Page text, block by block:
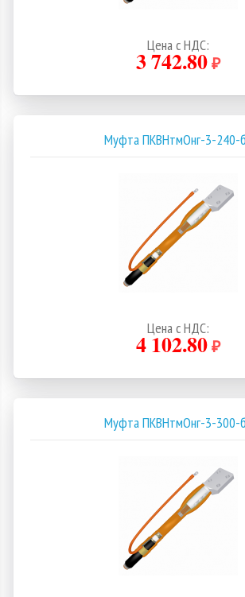
Цена с НДС:
3 742.80₽
Муфта ПКВНтмОнг-3-240-
Цена с НДС:
4 102.80₽
Муфта ПКВНтмОнг-3-300-